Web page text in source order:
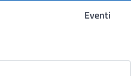
Eventi
-